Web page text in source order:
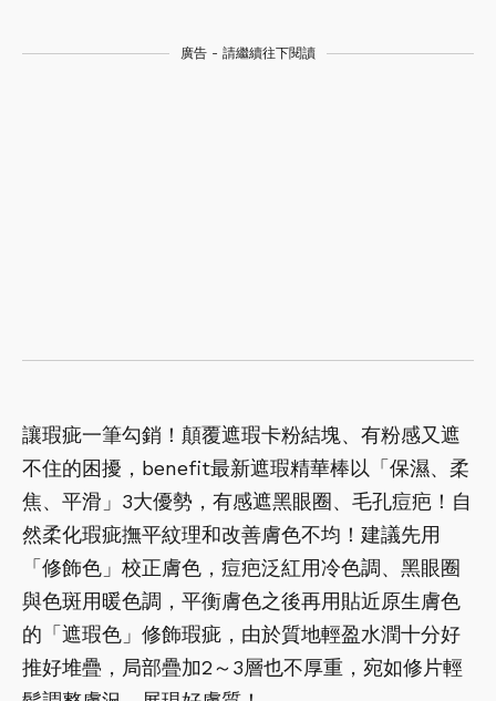
廣告 - 請繼續往下閱讀
讓瑕疵一筆勾銷！顛覆遮瑕卡粉結塊、有粉感又遮
不住的困擾，benefit最新遮瑕精華棒以「保濕、柔
焦、平滑」3大優勢，有感遮黑眼圈、毛孔痘疤！自
然柔化瑕疵撫平紋理和改善膚色不均！建議先用
「修飾色」校正膚色，痘疤泛紅用冷色調、黑眼圈
與色斑用暖色調，平衡膚色之後再用貼近原生膚色
的「遮瑕色」修飾瑕疵，由於質地輕盈水潤十分好
推好堆疊，局部疊加2～3層也不厚重，宛如修片輕